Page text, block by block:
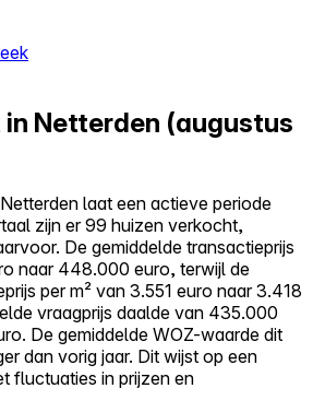
Netterden (augustus
laat een actieve periode
zijn er 99 huizen verkocht,
De gemiddelde transactieprijs
naar 448.000 euro, terwijl de
per m² van 3.551 euro naar 3.418
vraagprijs daalde van 435.000
De gemiddelde WOZ-waarde dit
dan vorig jaar. Dit wijst op een
fluctuaties in prijzen en